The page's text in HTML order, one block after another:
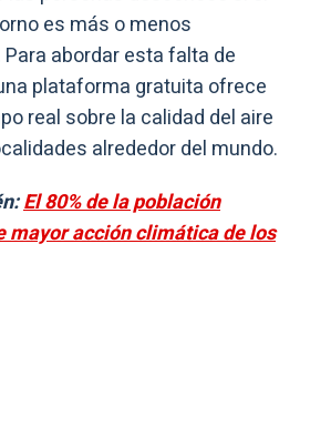
es más o menos
abordar esta falta de
plataforma gratuita ofrece
real sobre la calidad del aire
alrededor del mundo.
El 80% de la población
mayor acción climática de los